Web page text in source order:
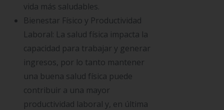
vida más saludables.
Bienestar Físico y Productividad
Laboral: La salud física impacta la
capacidad para trabajar y generar
ingresos, por lo tanto mantener
una buena salud física puede
contribuir a una mayor
productividad laboral y, en última